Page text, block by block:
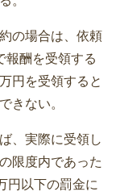
の場合は、依頼
報酬を受領する
円を受領すると
きない。
、実際に受領し
限度内であった
円以下の罰金に